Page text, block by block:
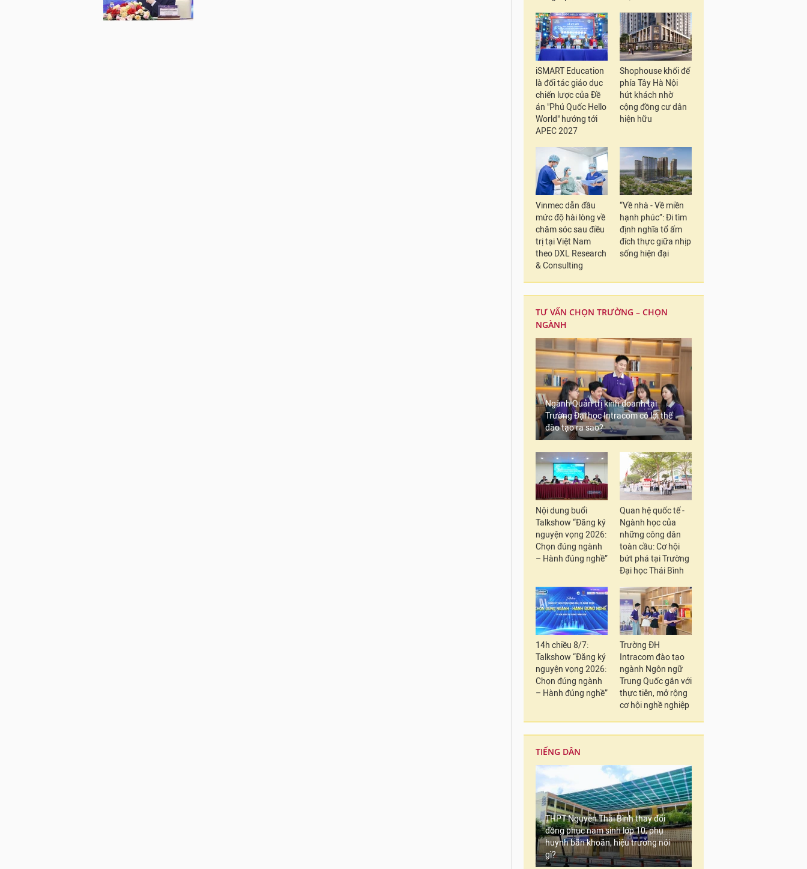
iSMART Education
là đối tác giáo dục
chiến lược của Đề
án "Phú Quốc Hello
World" hướng tới
APEC 2027
Shophouse khối đế
phía Tây Hà Nội
hút khách nhờ
cộng đồng cư dân
hiện hữu
Vinmec dẫn đầu
mức độ hài lòng về
chăm sóc sau điều
trị tại Việt Nam
theo DXL Research
& Consulting
“Về nhà - Về miền
hạnh phúc”: Đi tìm
định nghĩa tổ ấm
đích thực giữa nhịp
sống hiện đại
TƯ VẤN CHỌN TRƯỜNG – CHỌN
NGÀNH
Ngành Quản trị kinh doanh tại
Trường Đại học Intracom có lợi thế
đào tạo ra sao?
Nội dung buổi
Talkshow “Đăng ký
nguyện vọng 2026:
Chọn đúng ngành
– Hành đúng nghề”
Quan hệ quốc tế -
Ngành học của
những công dân
toàn cầu: Cơ hội
bứt phá tại Trường
Đại học Thái Bình
14h chiều 8/7:
Talkshow “Đăng ký
nguyện vọng 2026:
Chọn đúng ngành
– Hành đúng nghề”
Trường ĐH
Intracom đào tạo
ngành Ngôn ngữ
Trung Quốc gắn với
thực tiễn, mở rộng
cơ hội nghề nghiệp
TIẾNG DÂN
THPT Nguyễn Thái Bình thay đổi
đồng phục nam sinh lớp 10, phụ
huynh băn khoăn, hiệu trưởng nói
gì?